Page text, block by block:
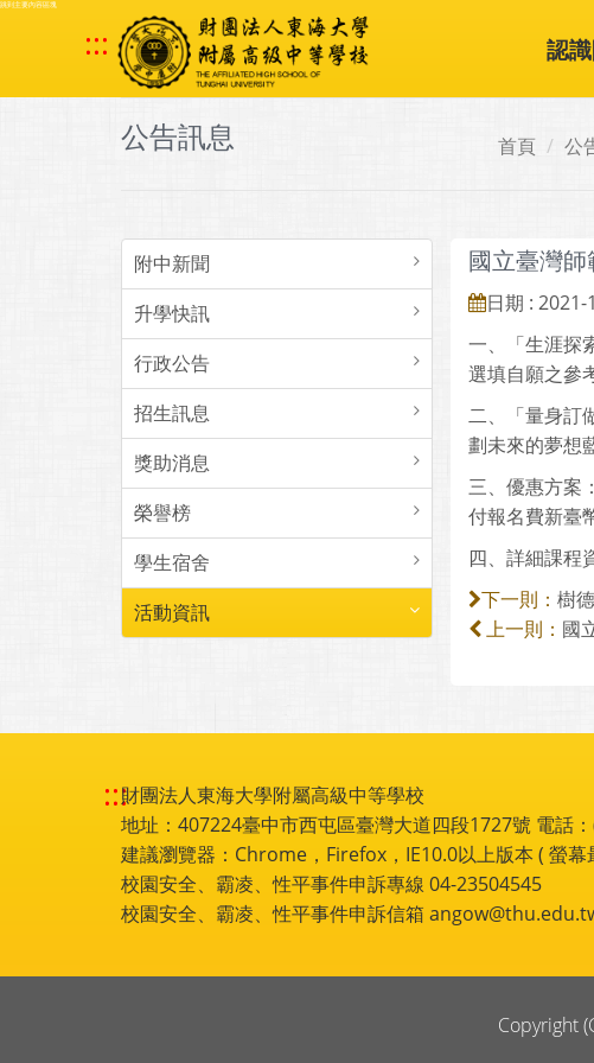
跳到主要內容區塊
::: 認
公告訊息 首頁 公
附中新聞
升學快訊
行政公告
招生訊息
獎助消息
榮譽榜
學生宿舍
活動資訊
國立臺灣
日期 : 2021-
一、「生涯探
選填自願之參
二、「量身訂
劃未來的夢想
三、優惠方案
付報名費新臺
四、詳細課程
下一則： 樹
上一則： 國
:::財團法人東海大學附屬高級中等學校
地址：407224臺中市西屯區臺灣大道四段1727號 電話
建議瀏覽器：Chrome，Firefox，IE10.0以上版本 ( 螢
校園安全、霸凌、性平事件申訴專線 04-23504545
校園安全、霸凌、性平事件申訴信箱
Copyright